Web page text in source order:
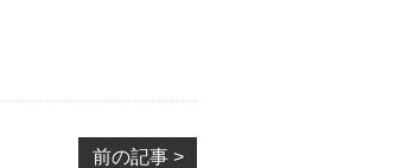
前の記事 >